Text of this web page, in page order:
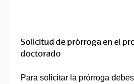
Solicitud de prórroga en el
doctorado
Para solicitar la prórroga